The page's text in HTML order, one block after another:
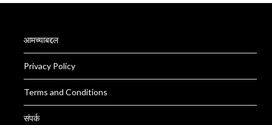
आमच्याबद्दल
Privacy Policy
Terms and Conditions
संपर्क